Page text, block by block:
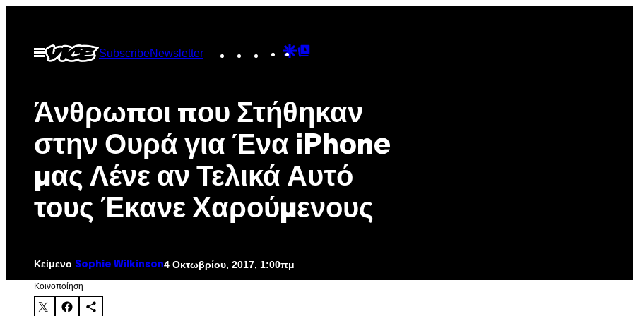
περιεχόμενο
Ανοίξτε
το
SubscribeNewsletter Instagram
TikTokYouTube
Google
Άνθρωποι που Στήθηκαν
στην Ουρά για Ένα iPhone
μας Λένε αν Τελικά Αυτό
τους Έκανε Χαρούμενους
Κείμενο Sophie Wilkinson4 Οκτωβρίου, 2017, 1:00πμ
Kοινοποίηση